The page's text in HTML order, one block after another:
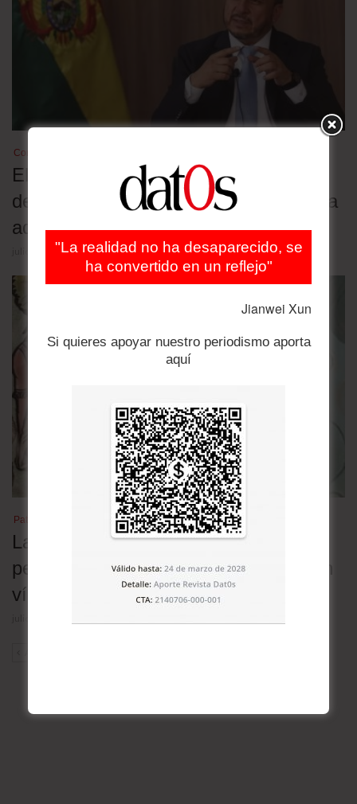
Combustibles
El exministro de Hidrocarburos es
detenido por la distribución de gasolina
adulterada
julio 29, 2026
Patrimonio cultural
Las lenguas nativas en Bolivia en
peligro: 30 de las 36 oficiales están en
vías de extinción
"La realidad no ha desaparecido, se
ha convertido en un reflejo"
Jianwei Xun
Si quieres apoyar nuestro periodismo aporta
aquí